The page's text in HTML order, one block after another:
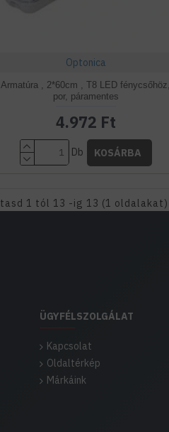
Optonica
Armatúra , 2*60cm , T8 LED fénycsőhöz,
por, páramentes
4.972 Ft
Db KOSÁRBA
1 tól 13 -ig 13 (1 oldalakat)
ÜGYFÉLSZOLGÁLAT
Kapcsolat
Oldaltérkép
Márkáink